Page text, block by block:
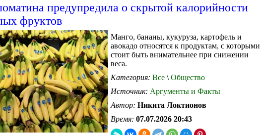
предупредила о скрытой калорийности
фруктов
Манго, бананы, кукуруза, картофель и
авокадо относятся к продуктам, с которыми
стоит быть внимательнее при снижении
веса.
Категория: Все \ Общество
Источник: Аргументы и Факты
Автор: Никита Локтионов
Время: 07.07.2026 20:43